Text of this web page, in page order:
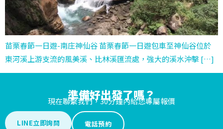
苗栗春節一日遊-南庄神仙谷 苗栗春節一日遊包車至神仙谷位於
東河溪上游支流的風美溪、比林溪匯流處，強大的溪水沖擊 […]
準備好出發了嗎？
現在聯繫我們，30分鐘內給您專屬報價
LINE立即詢問 電話預約